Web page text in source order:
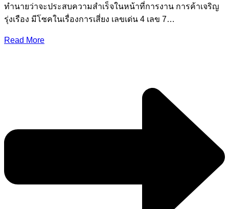
ทํานายว่าจะประสบความสําเร็จในหน้าที่การงาน การค้าเจริญ
รุ่งเรือง มีโซคในเรื่องการเสี่ยง เลขเด่น 4 เลข 7…
Read More